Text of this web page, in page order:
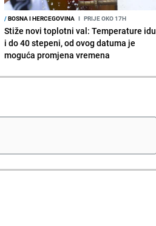
/BOSNA I HERCEGOVINA I PRIJE OKO 17H
Stiže novi toplotni val: Temperature idu
i do 40 stepeni, od ovog datuma je
moguća promjena vremena